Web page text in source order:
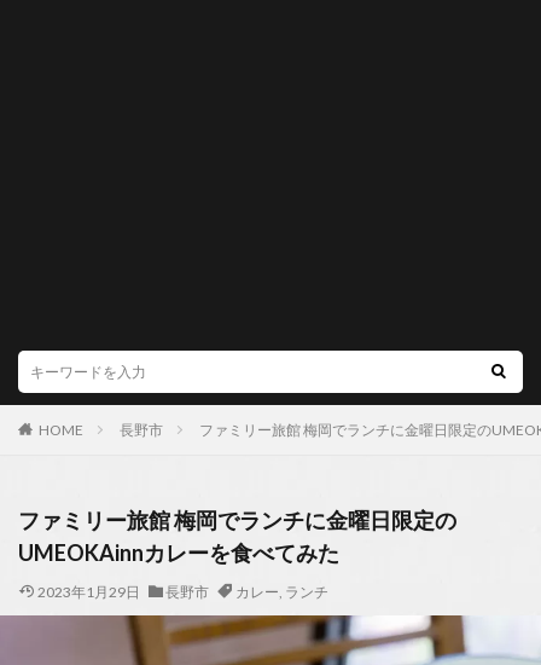
HOME 長野市 ファミリー旅館 梅岡でランチに金曜日限定の
ファミリー旅館 梅岡でランチに金曜日限定の
UMEOKAinnカレーを食べてみた
2023年1月29日 長野市 カレー, ランチ